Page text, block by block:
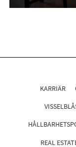
KARRIÄR
REAL